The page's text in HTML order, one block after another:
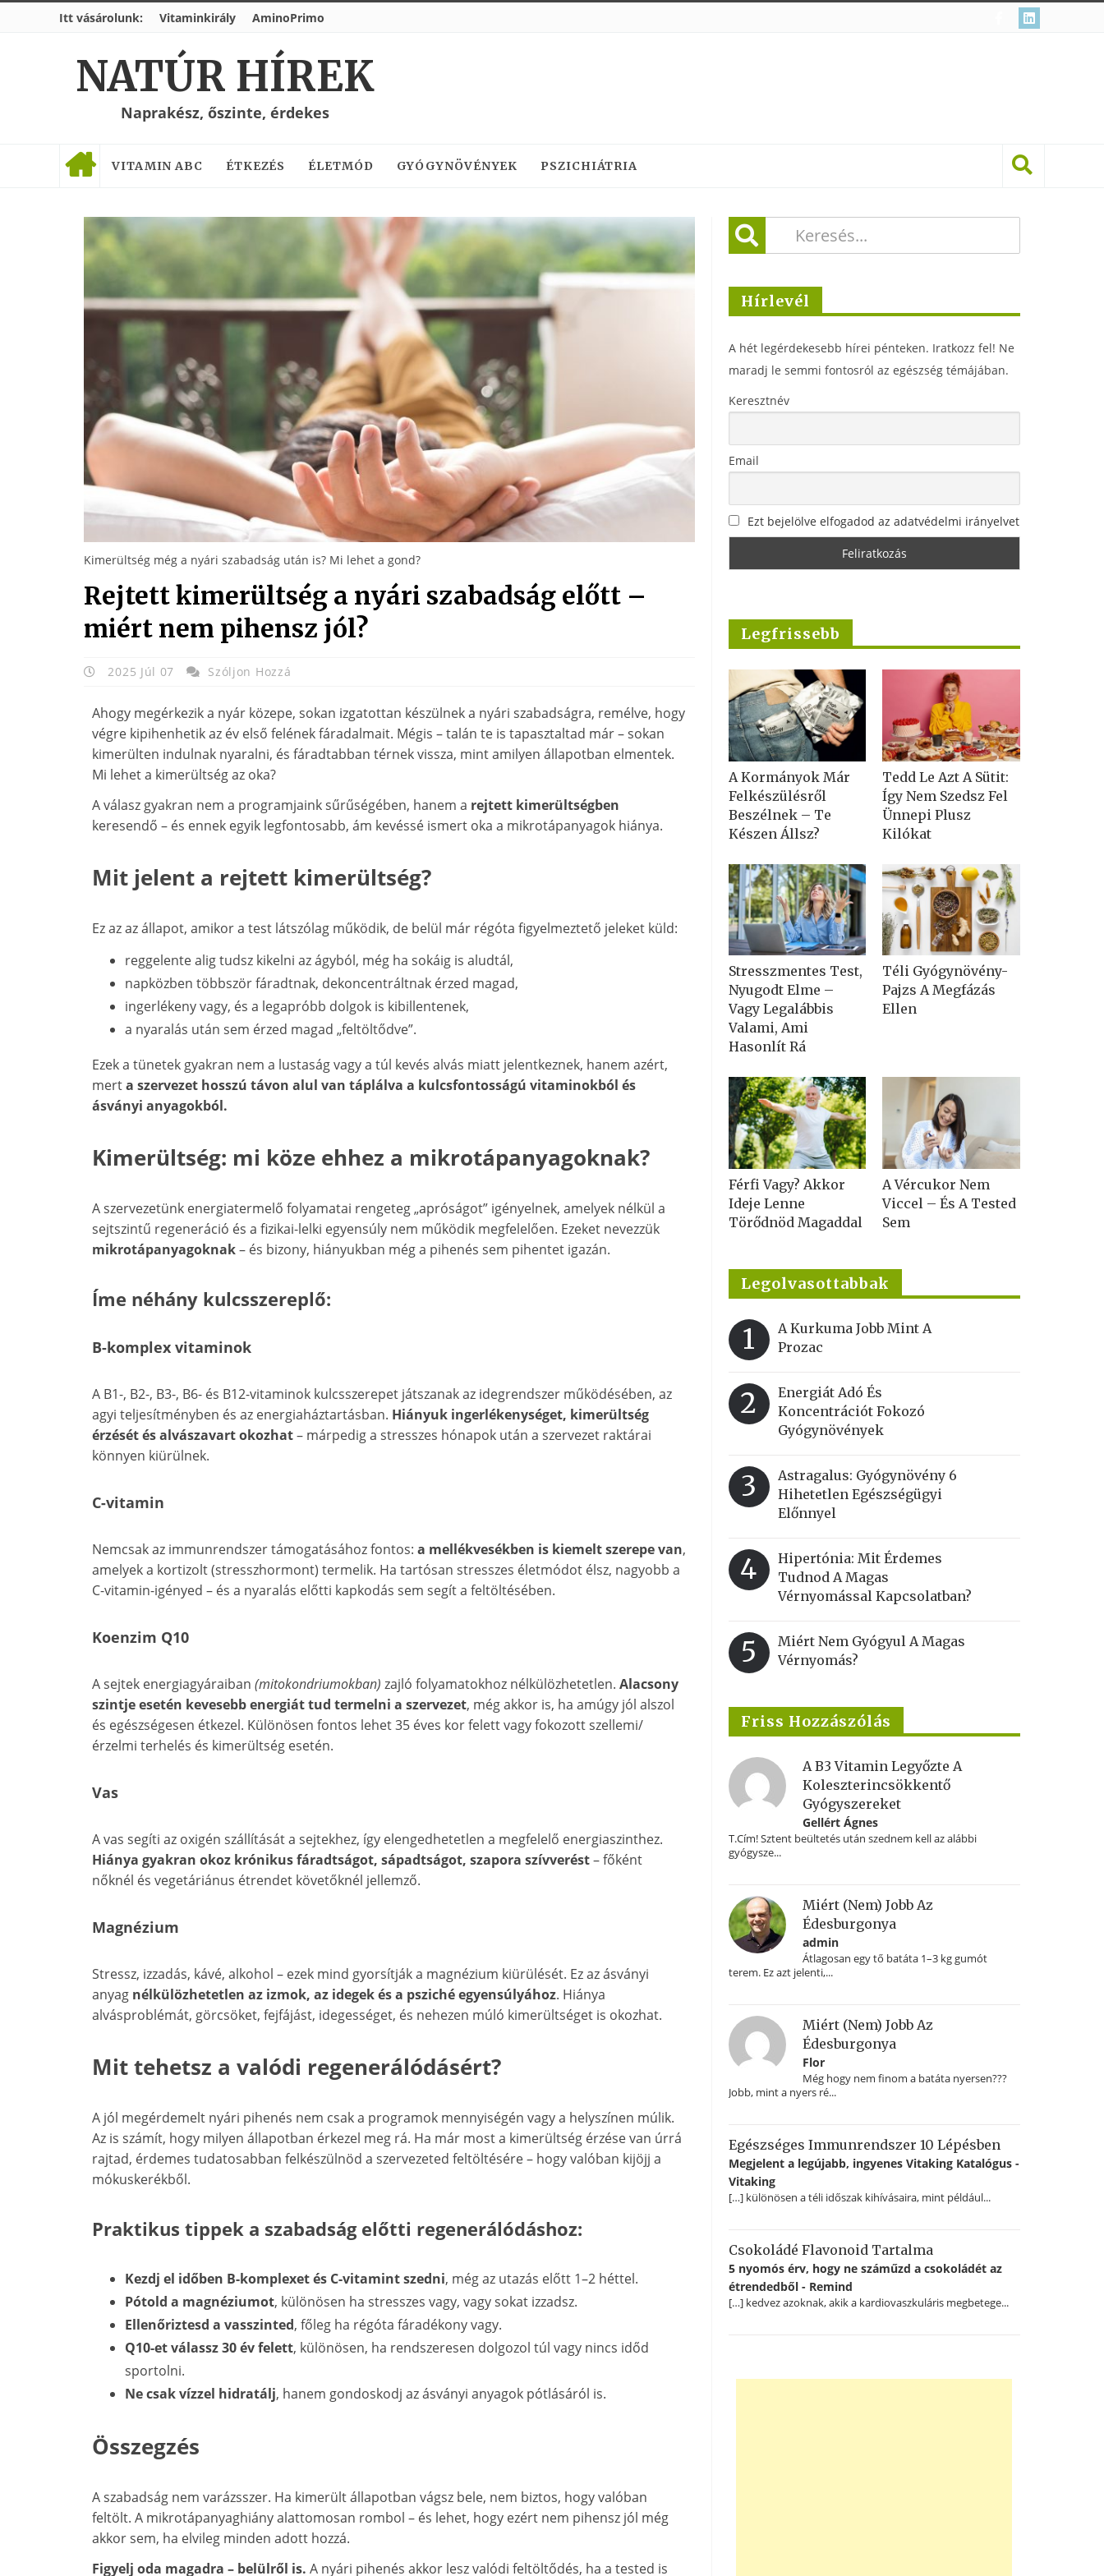
Itt vásárolunk: Vitaminkirály AminoPrimo
NATÚR HÍREK
Naprakész, őszinte, érdekes
VITAMIN ABC ÉTKEZÉS ÉLETMÓD GYÓGYNÖVÉNYEK PSZICHIÁTRIA
Kimerültség még a nyári szabadság után is? Mi lehet a gond?
Rejtett kimerültség a nyári szabadság előtt –
miért nem pihensz jól?
2025 Júl 07 Szóljon Hozzá
Ahogy megérkezik a nyár közepe, sokan izgatottan készülnek a nyári szabadságra, remélve, hogy
végre kipihenhetik az év első felének fáradalmait. Mégis – talán te is tapasztaltad már – sokan
kimerülten indulnak nyaralni, és fáradtabban térnek vissza, mint amilyen állapotban elmentek.
Mi lehet a kimerültség az oka?
A válasz gyakran nem a programjaink sűrűségében, hanem a rejtett kimerültségben
keresendő – és ennek egyik legfontosabb, ám kevéssé ismert oka a mikrotápanyagok hiánya.
Mit jelent a rejtett kimerültség?
Ez az az állapot, amikor a test látszólag működik, de belül már régóta figyelmeztető jeleket küld:
reggelente alig tudsz kikelni az ágyból, még ha sokáig is aludtál,
napközben többször fáradtnak, dekoncentráltnak érzed magad,
ingerlékeny vagy, és a legapróbb dolgok is kibillentenek,
a nyaralás után sem érzed magad „feltöltődve”.
Ezek a tünetek gyakran nem a lustaság vagy a túl kevés alvás miatt jelentkeznek, hanem azért,
merta szervezet hosszú távon alul van táplálva a kulcsfontosságú vitaminokból és
ásványi anyagokból.
Kimerültség: mi köze ehhez a mikrotápanyagoknak?
A szervezetünk energiatermelő folyamatai rengeteg „apróságot” igényelnek, amelyek nélkül a
sejtszintű regeneráció és a fizikai-lelki egyensúly nem működik megfelelően. Ezeket nevezzük
mikrotápanyagoknak– és bizony, hiányukban még a pihenés sem pihentet igazán.
Íme néhány kulcsszereplő:
B-komplex vitaminok
A B1-, B2-, B3-, B6- és B12-vitaminok kulcsszerepet játszanak az idegrendszer működésében, az
agyi teljesítményben és az energiaháztartásban. Hiányuk ingerlékenységet, kimerültség
érzését és alvászavart okozhat– márpedig a stresszes hónapok után a szervezet raktárai
könnyen kiürülnek.
C-vitamin
Nemcsak az immunrendszer támogatásához fontos: a mellékvesékben is kiemelt szerepe van,
amelyek a kortizolt (stresszhormont) termelik. Ha tartósan stresszes életmódot élsz, nagyobb a
C-vitamin-igényed – és a nyaralás előtti kapkodás sem segít a feltöltésében.
Koenzim Q10
A sejtek energiagyáraiban (mitokondriumokban) zajló folyamatokhoz nélkülözhetetlen. Alacsony
szintje esetén kevesebb energiát tud termelni a szervezet, még akkor is, ha amúgy jól alszol
és egészségesen étkezel. Különösen fontos lehet 35 éves kor felett vagy fokozott szellemi/
érzelmi terhelés és kimerültség esetén.
Vas
A vas segíti az oxigén szállítását a sejtekhez, így elengedhetetlen a megfelelő energiaszinthez.
Hiánya gyakran okoz krónikus fáradtságot, sápadtságot, szapora szívverést– főként
nőknél és vegetáriánus étrendet követőknél jellemző.
Magnézium
Stressz, izzadás, kávé, alkohol – ezek mind gyorsítják a magnézium kiürülését. Ez az ásványi
anyag nélkülözhetetlen az izmok, az idegek és a psziché egyensúlyához. Hiánya
alvásproblémát, görcsöket, fejfájást, idegességet, és nehezen múló kimerültséget is okozhat.
Mit tehetsz a valódi regenerálódásért?
A jól megérdemelt nyári pihenés nem csak a programok mennyiségén vagy a helyszínen múlik.
Az is számít, hogy milyen állapotban érkezel meg rá. Ha már most a kimerültség érzése van úrrá
rajtad, érdemes tudatosabban felkészülnöd a szervezeted feltöltésére – hogy valóban kijöjj a
mókuskerékből.
Praktikus tippek a szabadság előtti regenerálódáshoz:
Kezdj el időben B-komplexet és C-vitamint szedni, még az utazás előtt 1–2 héttel.
Pótold a magnéziumot, különösen ha stresszes vagy, vagy sokat izzadsz.
Ellenőriztesd a vasszinted, főleg ha régóta fáradékony vagy.
Q10-et válassz 30 év felett, különösen, ha rendszeresen dolgozol túl vagy nincs időd
sportolni.
Ne csak vízzel hidratálj, hanem gondoskodj az ásványi anyagok pótlásáról is.
Összegzés
A szabadság nem varázsszer. Ha kimerült állapotban vágsz bele, nem biztos, hogy valóban
feltölt. A mikrotápanyaghiány alattomosan rombol – és lehet, hogy ezért nem pihensz jól még
akkor sem, ha elvileg minden adott hozzá.
Figyelj oda magadra – belülről is. A nyári pihenés akkor lesz valódi feltöltődés, ha a tested is
Hírlevél
A hét legérdekesebb hírei pénteken. Iratkozz fel! Ne
maradj le semmi fontosról az egészség témájában.
Keresztnév
Email
Ezt bejelölve elfogadod az adatvédelmi irányelvet
Legfrissebb
A Kormányok Már
Felkészülésről
Beszélnek – Te
Készen Állsz?
Tedd Le Azt A Sütit:
Így Nem Szedsz Fel
Ünnepi Plusz
Kilókat
Stresszmentes Test,
Nyugodt Elme –
Vagy Legalábbis
Valami, Ami
Hasonlít Rá
Téli Gyógynövény-
Pajzs A Megfázás
Ellen
Férfi Vagy? Akkor
Ideje Lenne
Törődnöd Magaddal
A Vércukor Nem
Viccel – És A Tested
Sem
Legolvasottabbak
1
A Kurkuma Jobb Mint A
Prozac
2
Energiát Adó És
Koncentrációt Fokozó
Gyógynövények
3
Astragalus: Gyógynövény 6
Hihetetlen Egészségügyi
Előnnyel
4
Hipertónia: Mit Érdemes
Tudnod A Magas
Vérnyomással Kapcsolatban?
5
Miért Nem Gyógyul A Magas
Vérnyomás?
Friss Hozzászólás
A B3 Vitamin Legyőzte A
Koleszterincsökkentő
Gyógyszereket
Gellért Ágnes
T.Cím! Sztent beültetés után szednem kell az alábbi
gyógysze...
Miért (nem) Jobb Az
Édesburgonya
admin
Átlagosan egy tő batáta 1–3 kg gumót
terem. Ez azt jelenti,...
Miért (nem) Jobb Az
Édesburgonya
Flor
Még hogy nem finom a batáta nyersen???
Jobb, mint a nyers ré...
Egészséges Immunrendszer 10 Lépésben
Megjelent a legújabb, ingyenes Vitaking Katalógus -
Vitaking
[…] különösen a téli időszak kihívásaira, mint például...
Csokoládé Flavonoid Tartalma
5 nyomós érv, hogy ne száműzd a csokoládét az
étrendedből - Remind
[…] kedvez azoknak, akik a kardiovaszkuláris megbetege...